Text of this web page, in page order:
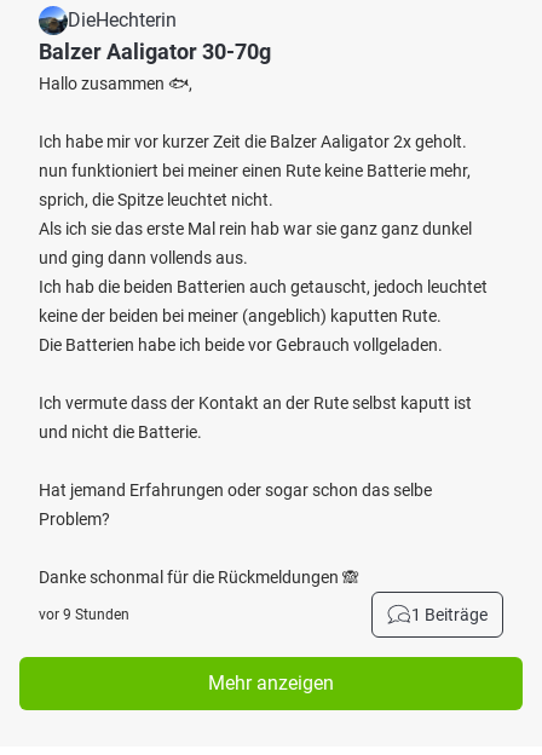
DieHechterin
Balzer Aaligator 30-70g
Hallo zusammen 🐟,
Ich habe mir vor kurzer Zeit die Balzer Aaligator 2x geholt.
nun funktioniert bei meiner einen Rute keine Batterie mehr,
sprich, die Spitze leuchtet nicht.
Als ich sie das erste Mal rein hab war sie ganz ganz dunkel
und ging dann vollends aus.
Ich hab die beiden Batterien auch getauscht, jedoch leuchtet
keine der beiden bei meiner (angeblich) kaputten Rute.
Die Batterien habe ich beide vor Gebrauch vollgeladen.
Ich vermute dass der Kontakt an der Rute selbst kaputt ist
und nicht die Batterie.
Hat jemand Erfahrungen oder sogar schon das selbe
Problem?
Danke schonmal für die Rückmeldungen 🙈
vor 9 Stunden 1 Beiträge
Mehr anzeigen